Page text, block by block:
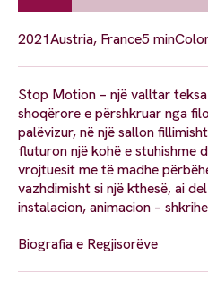
2021Austria, France5 min
Stop Motion – një valltar
shoqërore e përshkruar nga
palëvizur, në një sallon
fluturon një kohë e stuhishme
vrojtuesit me të madhe
vazhdimisht si një kthesë, ai
instalacion, animacion –
Biografia e Regjisorëve